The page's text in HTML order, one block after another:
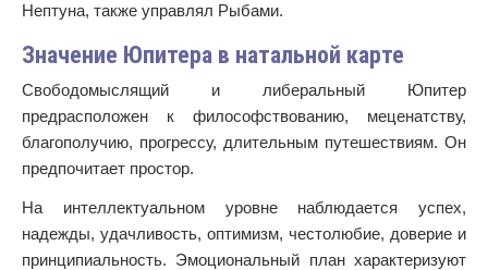
Нептуна, также управлял Рыбами.
Значение Юпитера в натальной карте
Свободомыслящий и либеральный Юпитер
предрасположен к философствованию, меценатству,
благополучию, прогрессу, длительным путешествиям. Он
предпочитает простор.
На интеллектуальном уровне наблюдается успех,
надежды, удачливость, оптимизм, честолюбие, доверие и
принципиальность. Эмоциональный план характеризуют